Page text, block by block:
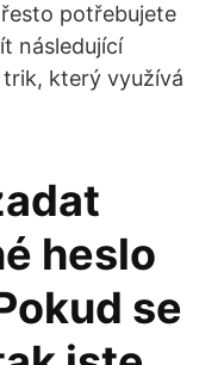
potřebujete
následující
který využívá
heslo
se